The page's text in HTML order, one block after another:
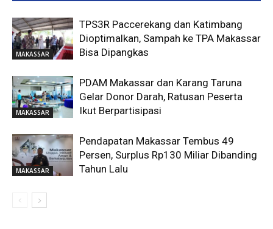
MAKASSAR
TPS3R Paccerekang dan Katimbang
Dioptimalkan, Sampah ke TPA Makassar
Bisa Dipangkas
MAKASSAR
PDAM Makassar dan Karang Taruna
Gelar Donor Darah, Ratusan Peserta
Ikut Berpartisipasi
MAKASSAR
Pendapatan Makassar Tembus 49
Persen, Surplus Rp130 Miliar Dibanding
Tahun Lalu